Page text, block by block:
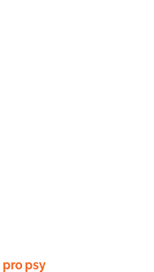
pro psy